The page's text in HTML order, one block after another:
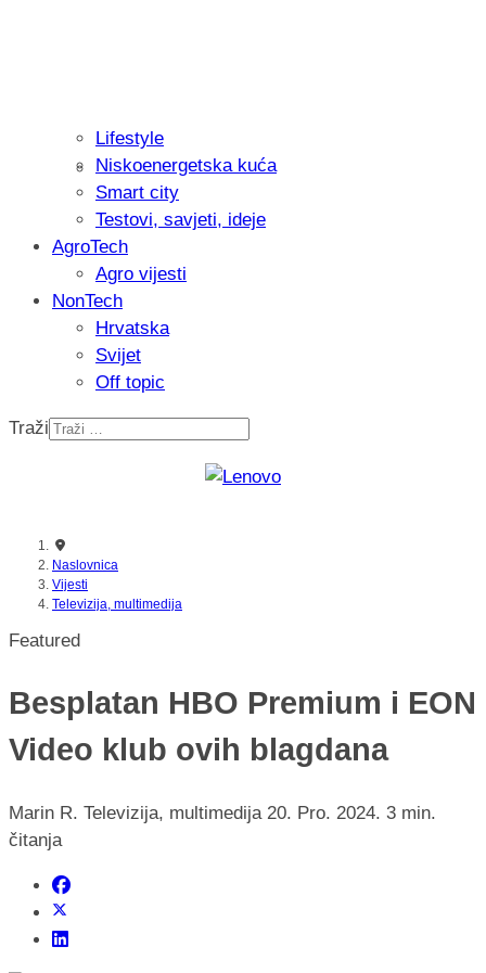
Isprobali smo: Thermostar
Recenzija: Einhell Professional CP-
Lifestyle
Niskoenergetska kuća
Smart city
Testovi, savjeti, ideje
AgroTech
Agro vijesti
NonTech
Hrvatska
Svijet
Off topic
Traži
Naslovnica
Vijesti
Televizija, multimedija
Featured
Besplatan HBO Premium i EON
Video klub ovih blagdana
Marin R. Televizija, multimedija 20. Pro. 2024. 3 min.
čitanja